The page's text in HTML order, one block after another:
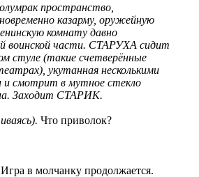
пространство,
казарму, оружейную
комнату давно
воинской части. СТАРУХА сидит
стуле (такие счетверённые
укутанная несколькими
и смотрит в мутное стекло
Заходит СТАРИК.
Что приволок?
в молчанку продолжается.